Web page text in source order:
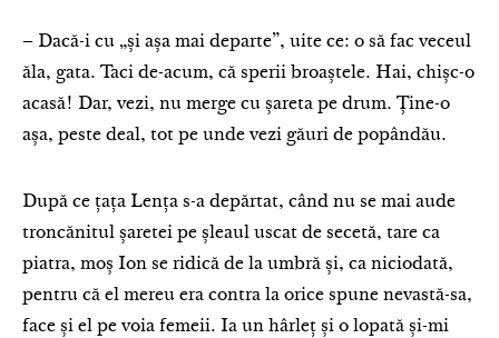
– Dacă-i cu „și așa mai departe”, uite ce: o să fac veceul
ăla, gata. Taci de-acum, că sperii broaștele. Hai, chișc-o
acasă! Dar, vezi, nu merge cu șareta pe drum. Ține-o
așa, peste deal, tot pe unde vezi găuri de popândău.
După ce țața Lența s-a depărtat, când nu se mai aude
troncănitul șaretei pe șleaul uscat de secetă, tare ca
piatra, moș Ion se ridică de la umbră și, ca niciodată,
pentru că el mereu era contra la orice spune nevastă-sa,
face și el pe voia femeii. Ia un hârleț și o lopată și-mi